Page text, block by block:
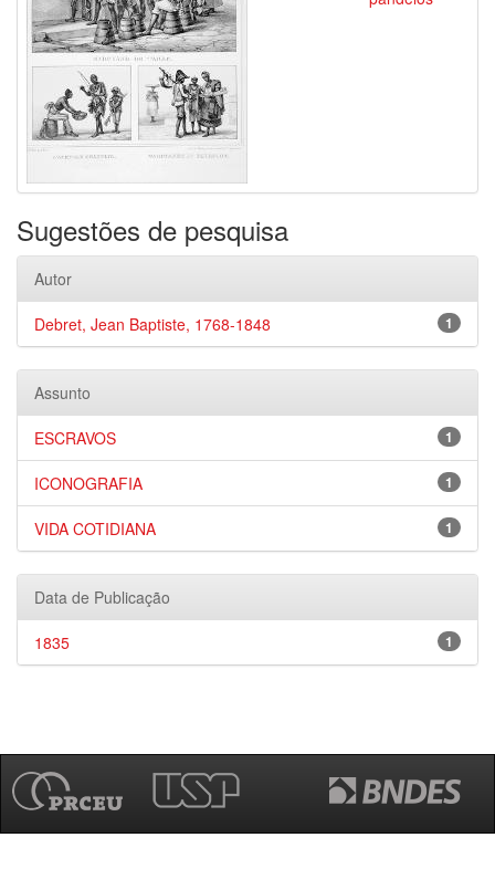
Sugestões de pesquisa
Autor
1
Debret, Jean Baptiste, 1768-1848
Assunto
1
ESCRAVOS
1
ICONOGRAFIA
1
VIDA COTIDIANA
Data de Publicação
1
1835